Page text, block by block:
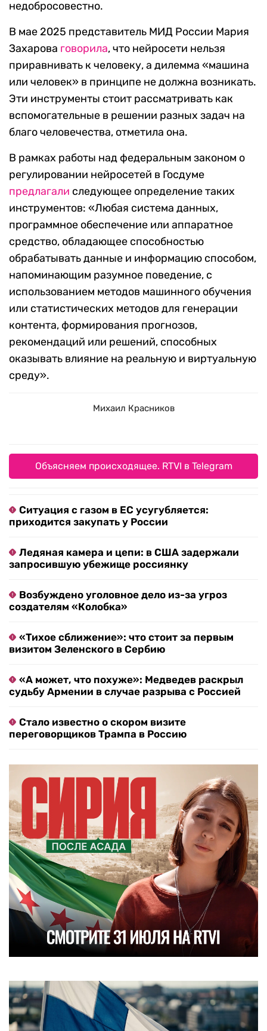
недобросовестно.
В мае 2025 представитель МИД России Мария
Захарова говорила, что нейросети нельзя
приравнивать к человеку, а дилемма «машина
или человек» в принципе не должна возникать.
Эти инструменты стоит рассматривать как
вспомогательные в решении разных задач на
благо человечества, отметила она.
В рамках работы над федеральным законом о
регулировании нейросетей в Госдуме
предлагали следующее определение таких
инструментов: «Любая система данных,
программное обеспечение или аппаратное
средство, обладающее способностью
обрабатывать данные и информацию способом,
напоминающим разумное поведение, с
использованием методов машинного обучения
или статистических методов для генерации
контента, формирования прогнозов,
рекомендаций или решений, способных
оказывать влияние на реальную и виртуальную
среду».
Михаил Красников
Объясняем происходящее. RTVI в Telegram
Ситуация с газом в ЕС усугубляется:
приходится закупать у России
Ледяная камера и цепи: в США задержали
запросившую убежище россиянку
Возбуждено уголовное дело из-за угроз
создателям «Колобка»
«Тихое сближение»: что стоит за первым
визитом Зеленского в Сербию
«А может, что похуже»: Медведев раскрыл
судьбу Армении в случае разрыва с Россией
Стало известно о скором визите
переговорщиков Трампа в Россию